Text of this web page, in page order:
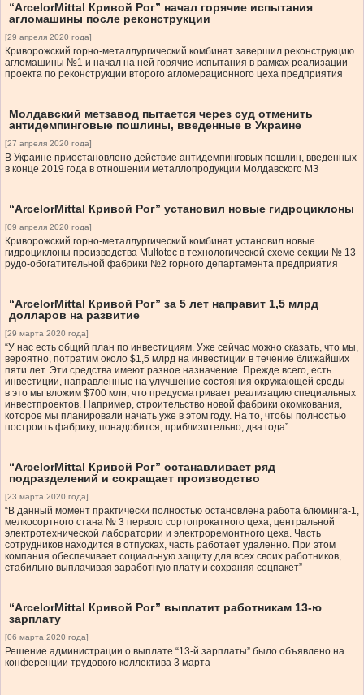
“ArcelorMittal Кривой Рог” начал горячие испытания
агломашины после реконструкции
[29 апреля 2020 года]
Криворожский горно-металлургический комбинат завершил реконструкцию
агломашины №1 и начал на ней горячие испытания в рамках реализации
проекта по реконструкции второго агломерационного цеха предприятия
Молдавский метзавод пытается через суд отменить
антидемпинговые пошлины, введенные в Украине
[27 апреля 2020 года]
В Украине приостановлено действие антидемпинговых пошлин, введенных
в конце 2019 года в отношении металлопродукции Молдавского МЗ
“ArcelorMittal Кривой Рог” установил новые гидроциклоны
[09 апреля 2020 года]
Криворожский горно-металлургический комбинат установил новые
гидроциклоны производства Multotec в технологической схеме секции № 13
рудо-обогатительной фабрики №2 горного департамента предприятия
“ArcelorMittal Кривой Рог” за 5 лет направит 1,5 млрд
долларов на развитие
[29 марта 2020 года]
“У нас есть общий план по инвестициям. Уже сейчас можно сказать, что мы,
вероятно, потратим около $1,5 млрд на инвестиции в течение ближайших
пяти лет. Эти средства имеют разное назначение. Прежде всего, есть
инвестиции, направленные на улучшение состояния окружающей среды —
в это мы вложим $700 млн, что предусматривает реализацию специальных
инвестпроектов. Например, строительство новой фабрики окомкования,
которое мы планировали начать уже в этом году. На то, чтобы полностью
построить фабрику, понадобится, приблизительно, два года”
“ArcelorMittal Кривой Рог” останавливает ряд
подразделений и сокращает производство
[23 марта 2020 года]
“В данный момент практически полностью остановлена работа блюминга-1,
мелкосортного стана № 3 первого сортопрокатного цеха, центральной
электротехнической лаборатории и электроремонтного цеха. Часть
сотрудников находится в отпусках, часть работает удаленно. При этом
компания обеспечивает социальную защиту для всех своих работников,
стабильно выплачивая заработную плату и сохраняя соцпакет”
“ArcelorMittal Кривой Рог” выплатит работникам 13-ю
зарплату
[06 марта 2020 года]
Решение администрации о выплате “13-й зарплаты” было объявлено на
конференции трудового коллектива 3 марта